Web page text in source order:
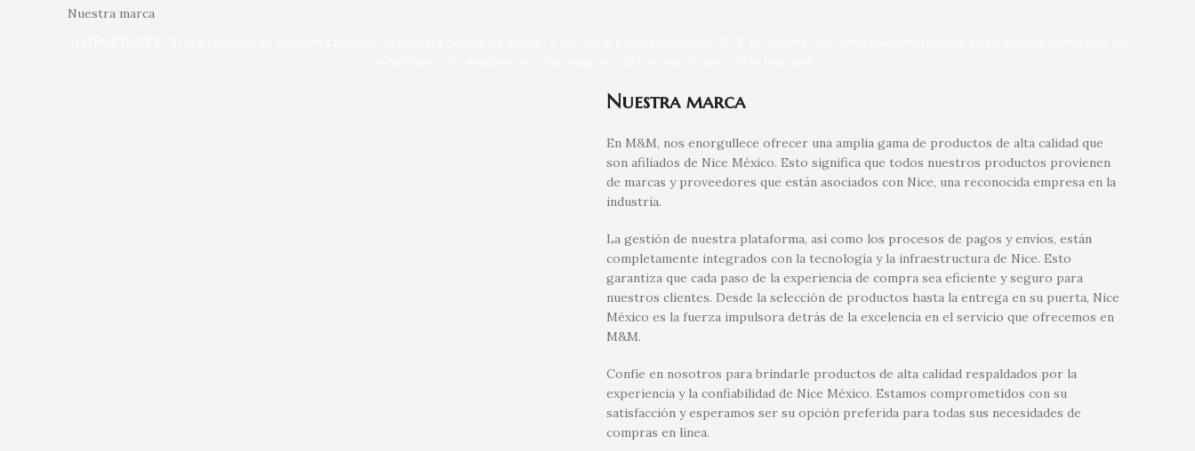
Nuestra marca
Nuestra marca
En M&M, nos enorgullece ofrecer una amplia gama de productos de alta calidad que
son afiliados de Nice México. Esto significa que todos nuestros productos provienen
de marcas y proveedores que están asociados con Nice, una reconocida empresa en la
industria.
La gestión de nuestra plataforma, así como los procesos de pagos y envíos, están
completamente integrados con la tecnología y la infraestructura de Nice. Esto
garantiza que cada paso de la experiencia de compra sea eficiente y seguro para
nuestros clientes. Desde la selección de productos hasta la entrega en su puerta, Nice
México es la fuerza impulsora detrás de la excelencia en el servicio que ofrecemos en
M&M.
Confíe en nosotros para brindarle productos de alta calidad respaldados por la
experiencia y la confiabilidad de Nice México. Estamos comprometidos con su
satisfacción y esperamos ser su opción preferida para todas sus necesidades de
compras en línea.